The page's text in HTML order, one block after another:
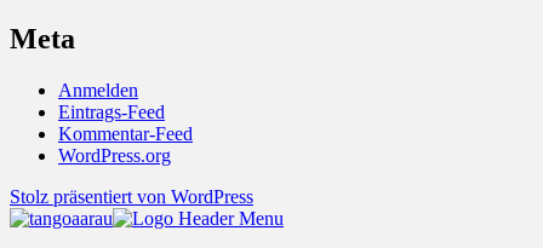
Meta
Anmelden
Eintrags-Feed
Kommentar-Feed
WordPress.org
Stolz präsentiert von WordPress